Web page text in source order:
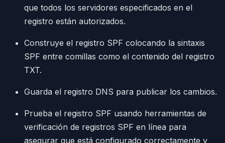
que todos los servidores especificados en el
registro están autorizados.
Construye el registro SPF colocando la sintaxis
SPF entre comillas como el contenido del registro
TXT.
Guarda el registro DNS para publicar los cambios.
Prueba el registro SPF usando herramientas de
verificación de registros SPF en línea para
asegurar que está configurado correctamente y